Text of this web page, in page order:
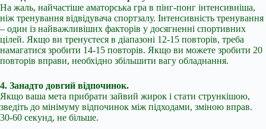
На жаль, найчастіше аматорська гра в пінг-понг інтенсивніша,
ніж тренування відвідувача спортзалу. Інтенсивність тренування
– один із найважливіших факторів у досягненні спортивних
цілей. Якщо ви тренуєтеся в діапазоні 12-15 повторів, треба
намагатися зробити 14-15 повторів. Якщо ви можете зробити 20
повторів вправи, необхідно збільшити вагу обладнання.
4. Занадто довгий відпочинок.
Якщо ваша мета прибрати зайвий жирок і стати стрункішою,
зведіть до мінімуму відпочинок між підходами, зміною вправ.
30-60 секунд, не більше.